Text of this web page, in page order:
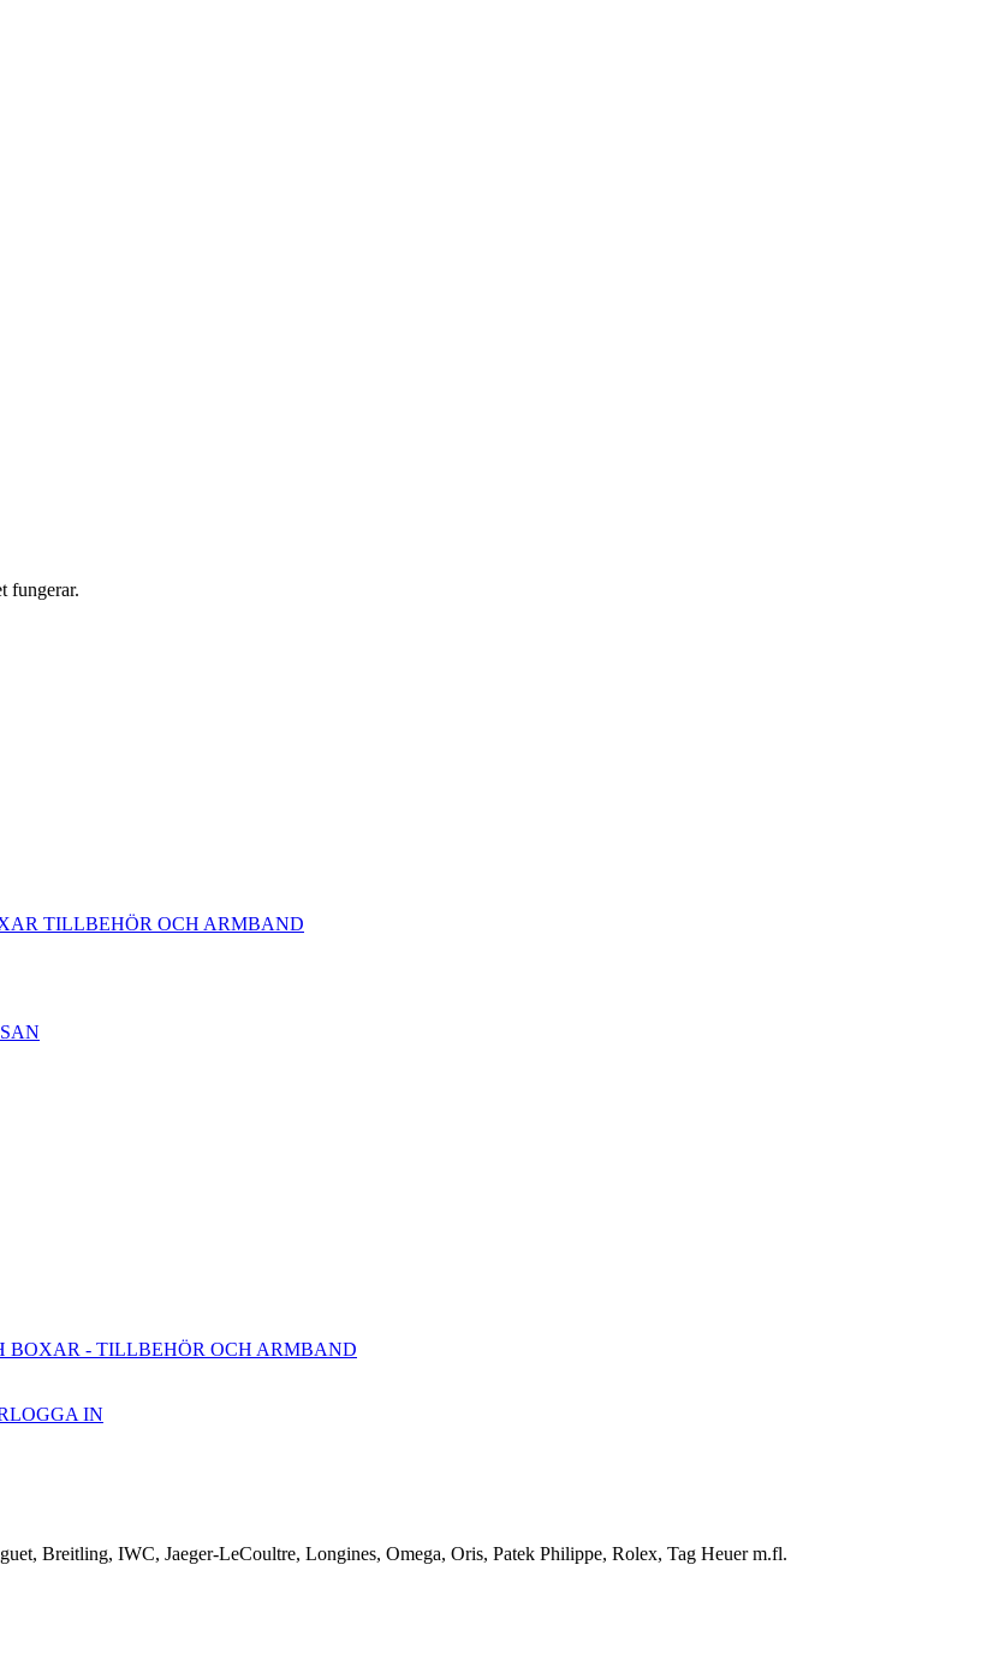
fungerar.
TILLBEHÖR OCH ARMBAND
BOXAR - TILLBEHÖR OCH ARMBAND
LOGGA IN
Breitling, IWC, Jaeger-LeCoultre, Longines, Omega, Oris, Patek Philippe, Rolex, Tag Heuer m.fl.